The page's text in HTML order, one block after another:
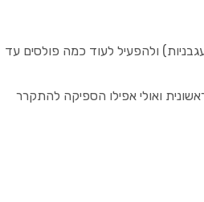
ולהפעיל לעוד כמה פולסים עד
ואולי אפילו הספיקה להתקרר